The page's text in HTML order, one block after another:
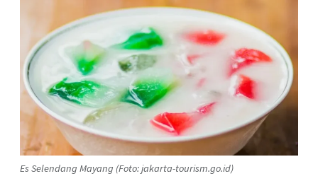
Es Selendang Mayang (Foto: jakarta-tourism.go.id)